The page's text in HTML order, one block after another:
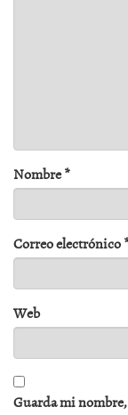
Nombre*
Correo electrónico
Web
Guarda mi